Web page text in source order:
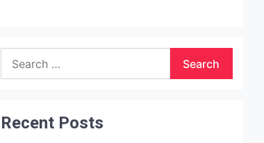
for:
Recent Posts